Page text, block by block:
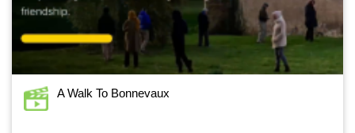
A Walk To Bonnevaux